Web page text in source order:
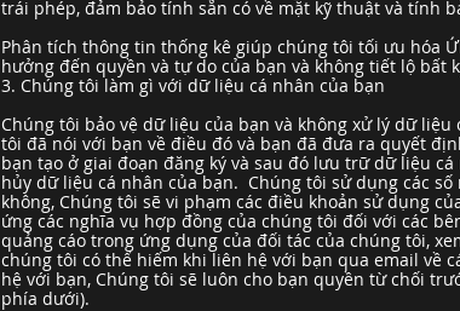
trái phép, đảm bảo tính sẵn có về mặt kỹ thuật và tính
Phân tích thông tin thống kê giúp chúng tôi tối ưu hóa
hưởng đến quyền và tự do của bạn và không tiết lộ bất
3. Chúng tôi làm gì với dữ liệu cá nhân của bạn
Chúng tôi bảo vệ dữ liệu của bạn và không xử lý dữ
tôi đã nói với bạn về điều đó và bạn đã đưa ra quyết
bạn tạo ở giai đoạn đăng ký và sau đó lưu trữ dữ liệu
hủy dữ liệu cá nhân của bạn. Chúng tôi sử dụng các
không, Chúng tôi sẽ vi phạm các điều khoản sử dụng
ứng các nghĩa vụ hợp đồng của chúng tôi đối với các
quảng cáo trong ứng dụng của đối tác của chúng tôi,
chúng tôi có thể hiếm khi liên hệ với bạn qua email về
hệ với bạn, Chúng tôi sẽ luôn cho bạn quyền từ chối
phía dưới).